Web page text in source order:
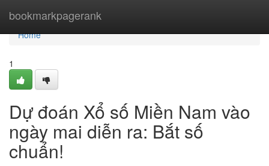
bookmarkpagerank
Home
Home
1
Dự đoán Xổ số Miền Nam vào
ngày mai diễn ra: Bắt số
chuẩn!